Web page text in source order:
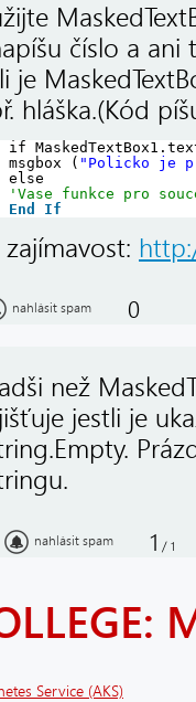
číslo a
je
hláška.(Kód
if
msgbox ( "Policko je
else
'Vase funkce pro
End
If
zajímavost:
nahlásit spam 0
než
jestli je
nahlásit spam 1 / 1
Service (AKS)